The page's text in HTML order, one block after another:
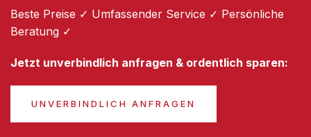
Beste Preise ✓ Umfassender Service ✓ Persönliche
Beratung ✓
Jetzt unverbindlich anfragen & ordentlich sparen:
UNVERBINDLICH ANFRAGEN